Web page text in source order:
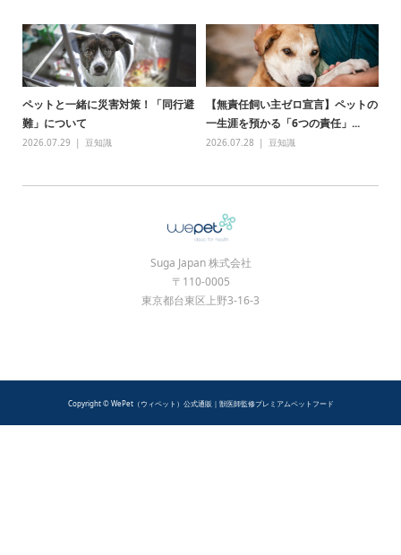
ペットと一緒に災害対策！「同行避
難」について
2026.07.29 豆知識
【無責任飼い主ゼロ宣言】ペットの
一生涯を預かる「6つの責任」...
2026.07.28 豆知識
Suga Japan 株式会社
〒110-0005
東京都台東区上野3-16-3
Copyright © WePet（ウィペット）公式通販｜獣医師監修プレミアムペットフード